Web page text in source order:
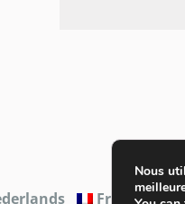
Français
Nous